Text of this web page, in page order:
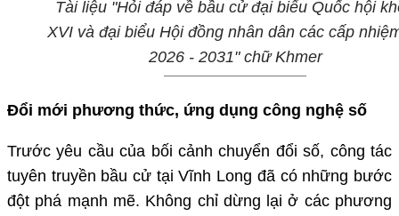
Tài liệu "Hỏi đáp về bầu cử đại biểu Quốc hội
XVI và đại biểu Hội đồng nhân dân các cấp
2026 - 2031" chữ Khmer
Đổi mới phương thức, ứng dụng công nghệ số
Trước yêu cầu của bối cảnh chuyển đổi số, công tác
tuyên truyền bầu cử tại Vĩnh Long đã có những bước
đột phá mạnh mẽ. Không chỉ dừng lại ở các phương